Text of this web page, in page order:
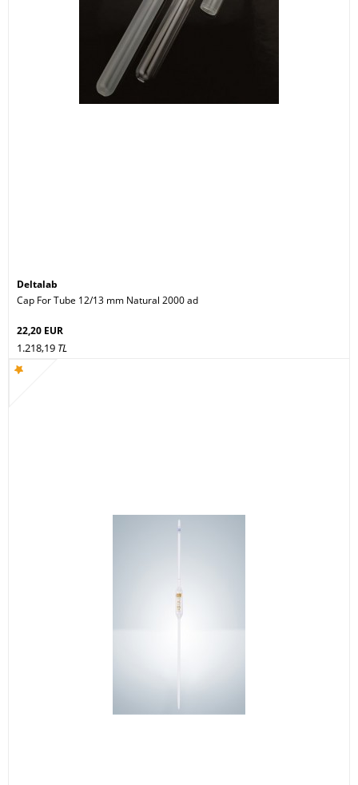
Deltalab
Cap For Tube 12/13 mm Natural 2000 ad
22,20 EUR
1.218,19 TL